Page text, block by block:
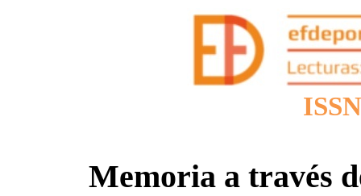
Memoria a través